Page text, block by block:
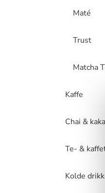
Maté
Trust
Matcha
Kaffe
Chai &
Te- &
Kolde